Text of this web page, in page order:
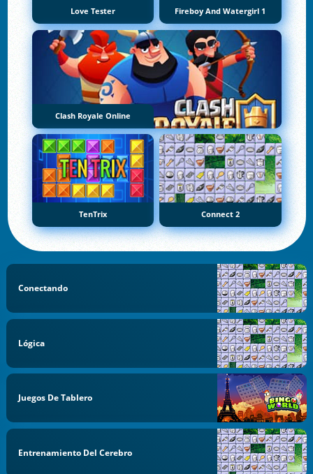
Love Tester Fireboy And Watergirl 1
Clash Royale Online
TenTrix Connect 2
Conectando
Lógica
Juegos De Tablero
Entrenamiento Del Cerebro